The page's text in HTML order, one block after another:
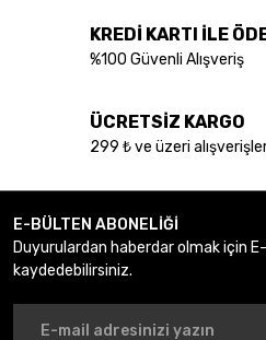
KREDİ KARTI İLE
%100 Güvenli Alışveriş
ÜCRETSİZ KARGO
299 ₺ ve üzeri
E-BÜLTEN ABONELİĞİ
Duyurulardan haberdar olmak için
kaydedebilirsiniz.